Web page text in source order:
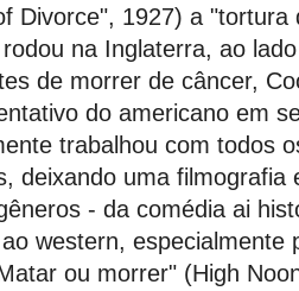
Divorce", 1927) a "tortura
na Inglaterra, ao
de morrer de câncer,
do americano em
trabalhou com todos
deixando uma filmografia
- da comédia ai
western, especialmente
ou morrer" (High